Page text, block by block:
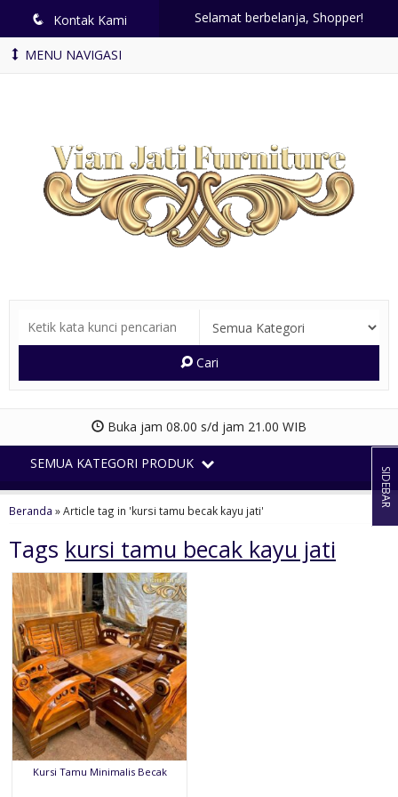
q Kontak Kami Selamat berbelanja, Shopper!
MENU NAVIGASI
Cari
Buka jam 08.00 s/d jam 21.00 WIB
SEMUA KATEGORI PRODUK
Beranda »Article tag in 'kursi tamu becak kayu jati'
Tags kursi tamu becak kayu jati
Kursi Tamu Minimalis Becak
SIDEBAR